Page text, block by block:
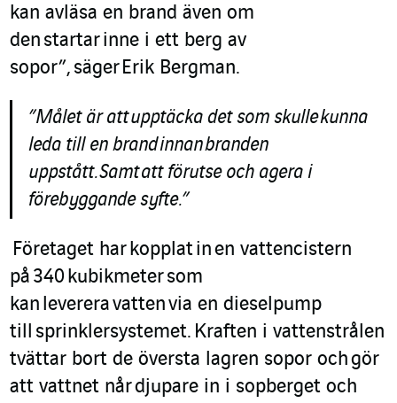
kan avläsa en brand även om
den startarinne i ett berg av
sopor”, sägerErik Bergman.
”Målet är attupptäcka det som skullekunna
leda till en brandinnanbranden
uppstått.Samtatt förutse och agera i
förebyggande syfte.”
Företaget harkopplatinen vattencistern
på 340 kubikmetersom
kan levereravattenvia en dieselpump
till sprinklersystemet. Kraften i vattenstrålen
tvättar bort de översta lagren sopor ochgör
att vattnet nårdjupare in i sopberget och